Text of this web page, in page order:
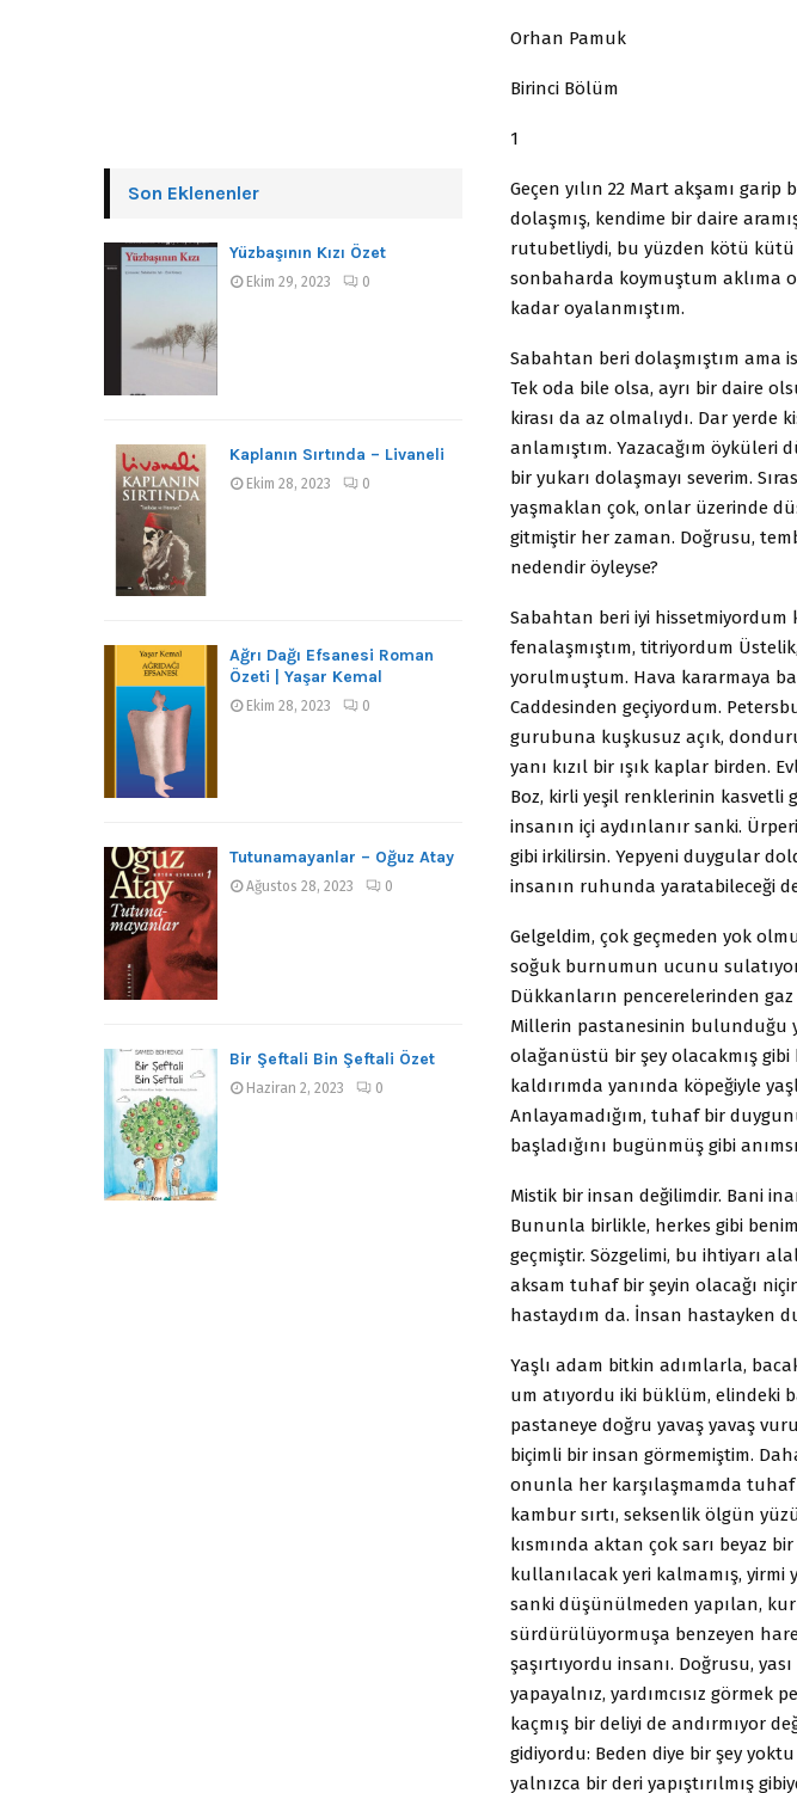
Orhan Pamuk
Birinci Bölüm
1
Geçen yılın 22 Mart akşamı
dolaşmış, kendime bir daire
rutubetliydi, bu yüzden kötü kütü
sonbaharda koymuştum aklıma
kadar oyalanmıştım.
Sabahtan beri dolaşmıştım ama
Tek oda bile olsa, ayrı bir daire
kirası da az olmalıydı. Dar yerde
anlamıştım. Yazacağım öyküleri
bir yukarı dolaşmayı severim.
yaşmaklan çok, onlar üzerinde
gitmiştir her zaman. Doğrusu,
nedendir öyleyse?
Sabahtan beri iyi hissetmiyordum
fenalaşmıştım, titriyordum
yorulmuştum. Hava kararmaya
Caddesinden geçiyordum.
gurubuna kuşkusuz açık,
yanı kızıl bir ışık kaplar birden.
Boz, kirli yeşil renklerinin
insanın içi aydınlanır sanki.
gibi irkilirsin. Yepyeni duygular
insanın ruhunda yaratabileceği
Gelgeldim, çok geçmeden yok
soğuk burnumun ucunu
Dükkanların pencerelerinden gaz
Millerin pastanesinin bulunduğu
olağanüstü bir şey olacakmış gibi
kaldırımda yanında köpeğiyle
Anlayamadığım, tuhaf bir
başladığını bugünmüş gibi
Mistik bir insan değilimdir. Bani
Bununla birlikle, herkes gibi
geçmiştir. Sözgelimi, bu ihtiyarı
aksam tuhaf bir şeyin olacağı
hastaydım da. İnsan hastayken
Yaşlı adam bitkin adımlarla,
um atıyordu iki büklüm, elindeki
pastaneye doğru yavaş yavaş
biçimli bir insan görmemiştim.
onunla her karşılaşmamda tuhaf
kambur sırtı, seksenlik ölgün
kısmında aktan çok sarı beyaz
kullanılacak yeri kalmamış, yirmi
sanki düşünülmeden yapılan,
sürdürülüyormuşa benzeyen
şaşırtıyordu insanı. Doğrusu,
yapayalnız, yardımcısız görmek
kaçmış bir deliyi de andırmıyor
gidiyordu: Beden diye bir şey
yalnızca bir deri yapıştırılmış
Son Eklenenler
Yüzbaşının Kızı Özet
Ekim 29, 2023 0
Kaplanın Sırtında – Livaneli
Ekim 28, 2023 0
Ağrı Dağı Efsanesi Roman
Özeti | Yaşar Kemal
Ekim 28, 2023 0
Tutunamayanlar – Oğuz Atay
Ağustos 28, 2023 0
Bir Şeftali Bin Şeftali Özet
Haziran 2, 2023 0